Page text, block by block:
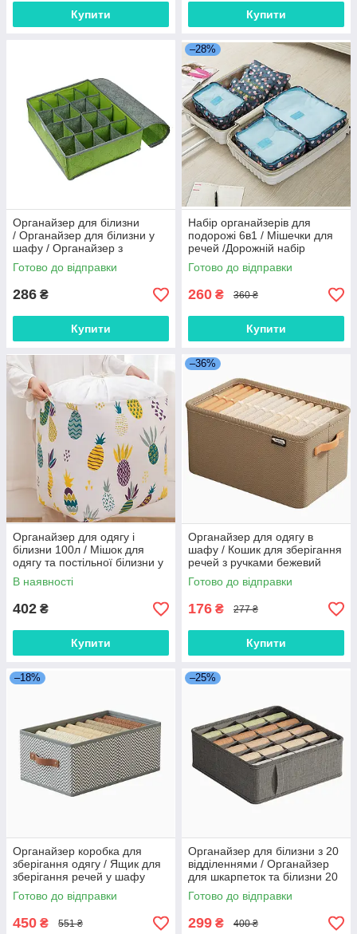
Купити Купити
Органайзер для білизни
/ Органайзер для білизни у
шафу / Органайзер з
комірками для нижньої
білизни та шкарпеток
Готово до відправки
286 ₴
Купити
–28%
Набір органайзерів для
подорожі 6в1 / Мішечки для
речей /Дорожній набір
органайзерів
Готово до відправки
260 ₴ 360 ₴
Купити
Органайзер для одягу і
білизни 100л / Мішок для
одягу та постільної білизни у
шафу / Великий органайзер
для речей
В наявності
402 ₴
Купити
–36%
Органайзер для одягу в
шафу / Кошик для зберігання
речей з ручками бежевий
35*25*22 см
Готово до відправки
176 ₴ 277 ₴
Купити
–18%
Органайзер коробка для
зберігання одягу / Ящик для
зберігання речей у шафу
36*20*17 см
Готово до відправки
450 ₴ 551 ₴
–25%
Органайзер для білизни з 20
відділеннями / Органайзер
для шкарпеток та білизни 20
комірок Сірий
Готово до відправки
299 ₴ 400 ₴